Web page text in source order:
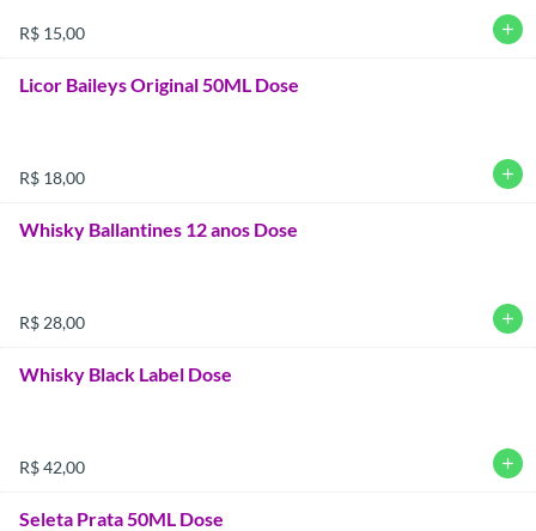
R$ 15,00 add
Licor Baileys Original 50ML Dose
R$ 18,00 add
Whisky Ballantines 12 anos Dose
R$ 28,00 add
Whisky Black Label Dose
R$ 42,00 add
Seleta Prata 50ML Dose